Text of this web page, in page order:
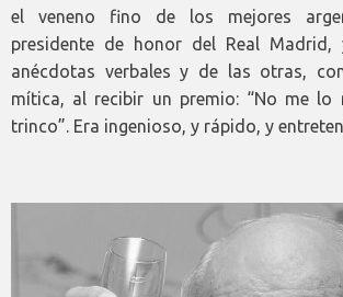
el veneno fino de los mejores
presidente de honor del Real
anécdotas verbales y de las otras,
mítica, al recibir un premio: “No me lo
trinco”. Era ingenioso, y rápido, y